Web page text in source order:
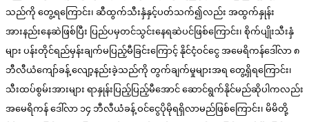
သည်ကို တွေ့ရကြောင်း၊ ဆီထွက်သီးနှံနှင့်ပတ်သက်၍လည်း အထွက်နှုန်း
အားနည်းနေဆဲဖြစ်ပြီး ပြည်ပမှတင်သွင်းနေရဆဲပင်ဖြစ်ကြောင်း၊ စိုက်ပျိုးသီးနှံ
များ ပန်းတိုင်ရည်မှန်းချက်မပြည့်မီခြင်းကြောင့် နိုင်ငံ့ဝင်ငွေ အမေရိကန်ဒေါ်လာ ၈
ဘီလီယံကျော်ခန့် လျော့နည်းခဲ့သည်ကို တွက်ချက်မှုများအရ တွေ့ရှိရကြောင်း၊
သီးထပ်စွမ်းအားများ ရာနှုန်းပြည့်ပြည့်မီအောင် ဆောင်ရွက်နိုင်မည်ဆိုပါကလည်း
အမေရိကန် ဒေါ်လာ ၁၄ ဘီလီယံခန့် ဝင်ငွေပိုမိုရရှိလာမည်ဖြစ်ကြောင်း၊ မိမိတို့